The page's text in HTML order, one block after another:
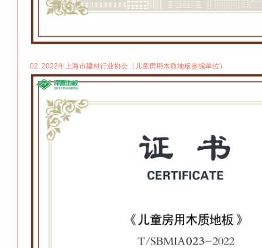
02. 2022年上海市建材行业协会（儿童房用木质地板参编单位）